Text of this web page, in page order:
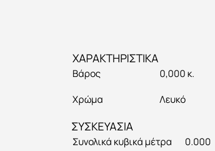
Βάρος
0,000 κ.
Χρώμα
Λευκό
ΣΥΣΚΕΥΑΣΙΑ
Συνολικά κυβικά μέτρα 0.000